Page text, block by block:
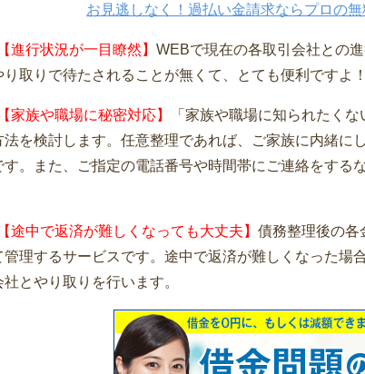
お見逃しなく！過払い金請求ならプロの
進行状況が一目瞭然】 WEBで現在の各取引会社との
り取りで待たされることが無くて、とても便利ですよ！
家族や職場に秘密対応】
「家族や職場に知られたく
法を検討します。任意整理であれば、ご家族に内緒に
す。また、ご指定の電話番号や時間帯にご連絡をする
途中で返済が難しくなっても大丈夫】 債務整理後の各
管理するサービスです。途中で返済が難しくなった場
とやり取りを行います。